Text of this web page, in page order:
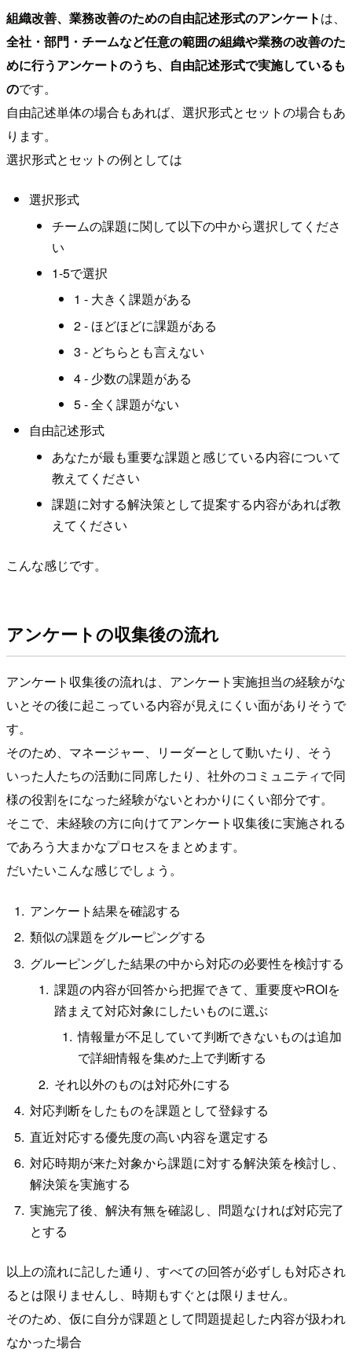
組織改善、業務改善のための自由記述形式のアンケートは、
全社・部門・チームなど任意の範囲の組織や業務の改善のた
めに行うアンケートのうち、自由記述形式で実施しているも
のです。
自由記述単体の場合もあれば、選択形式とセットの場合もあ
ります。
選択形式とセットの例としては
選択形式
チームの課題に関して以下の中から選択してくださ
い
1-5で選択
1 - 大きく課題がある
2 - ほどほどに課題がある
3 - どちらとも言えない
4 - 少数の課題がある
5 - 全く課題がない
自由記述形式
あなたが最も重要な課題と感じている内容について
教えてください
課題に対する解決策として提案する内容があれば教
えてください
こんな感じです。
アンケートの収集後の流れ
アンケート収集後の流れは、アンケート実施担当の経験がな
いとその後に起こっている内容が見えにくい面がありそうで
す。
そのため、マネージャー、リーダーとして動いたり、そう
いった人たちの活動に同席したり、社外のコミュニティで同
様の役割をになった経験がないとわかりにくい部分です。
そこで、未経験の方に向けてアンケート収集後に実施される
であろう大まかなプロセスをまとめます。
だいたいこんな感じでしょう。
アンケート結果を確認する
類似の課題をグルーピングする
グルーピングした結果の中から対応の必要性を検討する
課題の内容が回答から把握できて、重要度やROIを
踏まえて対応対象にしたいものに選ぶ
情報量が不足していて判断できないものは追加
で詳細情報を集めた上で判断する
それ以外のものは対応外にする
対応判断をしたものを課題として登録する
直近対応する優先度の高い内容を選定する
対応時期が来た対象から課題に対する解決策を検討し、
解決策を実施する
実施完了後、解決有無を確認し、問題なければ対応完了
とする
以上の流れに記した通り、すべての回答が必ずしも対応され
るとは限りませんし、時期もすぐとは限りません。
そのため、仮に自分が課題として問題提起した内容が扱われ
なかった場合